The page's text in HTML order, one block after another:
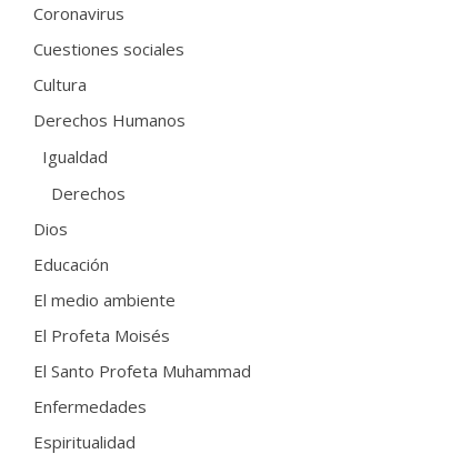
Coronavirus
Cuestiones sociales
Cultura
Derechos Humanos
Igualdad
Derechos
Dios
Educación
El medio ambiente
El Profeta Moisés
El Santo Profeta Muhammad
Enfermedades
Espiritualidad